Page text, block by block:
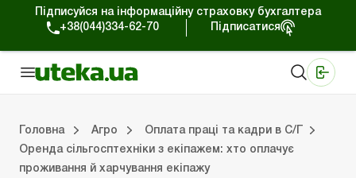
Підписуйся на інформаційну страховку бухгалтера
+38(044)334-62-70
Підписатися
Головна Агро
Оплата праці та кадри в С/Г
Оренда сільгосптехніки з екіпажем: хто оплачує
проживання й харчування екіпажу